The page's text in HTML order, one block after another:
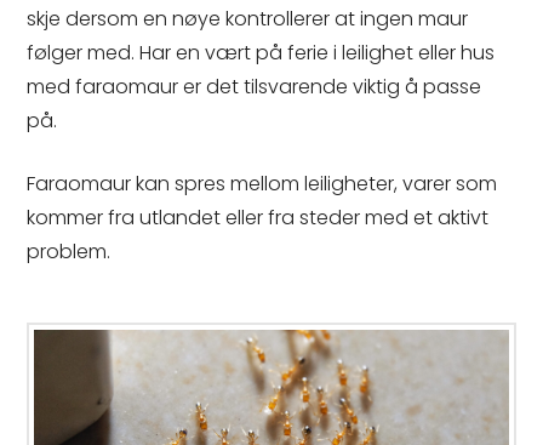
skje dersom en nøye kontrollerer at ingen maur
følger med. Har en vært på ferie i leilighet eller hus
med faraomaur er det tilsvarende viktig å passe
på.
Faraomaur kan spres mellom leiligheter, varer som
kommer fra utlandet eller fra steder med et aktivt
problem.